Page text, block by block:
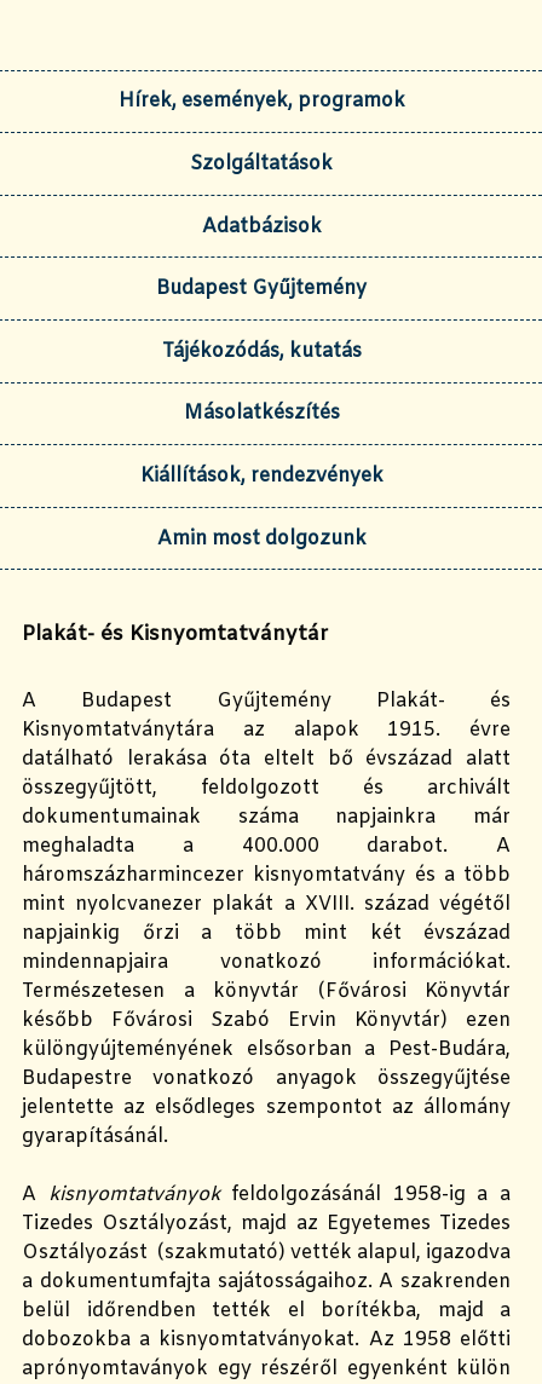
Hírek, események, programok
Szolgáltatások
Adatbázisok
Budapest Gyűjtemény
Tájékozódás, kutatás
Másolatkészítés
Kiállítások, rendezvények
Amin most dolgozunk
Plakát- és Kisnyomtatványtár
A Budapest Gyűjtemény Plakát- és
Kisnyomtatványtára az alapok 1915. évre
datálható lerakása óta eltelt bő évszázad alatt
összegyűjtött, feldolgozott és archivált
dokumentumainak száma napjainkra már
meghaladta a 400.000 darabot. A
háromszázharmincezer kisnyomtatvány és a több
mint nyolcvanezer plakát a XVIII. század végétől
napjainkig őrzi a több mint két évszázad
mindennapjaira vonatkozó információkat.
Természetesen a könyvtár (Fővárosi Könyvtár
később Fővárosi Szabó Ervin Könyvtár) ezen
különgyújteményének elsősorban a Pest-Budára,
Budapestre vonatkozó anyagok összegyűjtése
jelentette az elsődleges szempontot az állomány
gyarapításánál.
A kisnyomtatványokfeldolgozásánál 1958-ig a a
Tizedes Osztályozást, majd az Egyetemes Tizedes
Osztályozást (szakmutató) vették alapul, igazodva
a dokumentumfajta sajátosságaihoz. A szakrenden
belül időrendben tették el borítékba, majd a
dobozokba a kisnyomtatványokat. Az 1958 előtti
aprónyomtaványok egy részéről egyenként külön